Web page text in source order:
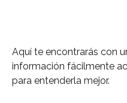
Aquí te encontrarás con
información fácilmente
para entenderla mejor.